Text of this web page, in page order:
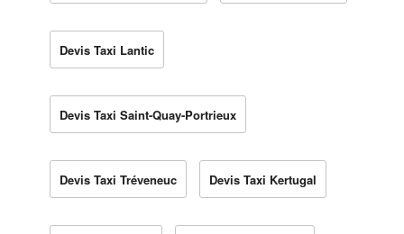
Devis Taxi Lantic
Devis Taxi Saint-Quay-Portrieux
Devis Taxi Tréveneuc Devis Taxi Kertugal